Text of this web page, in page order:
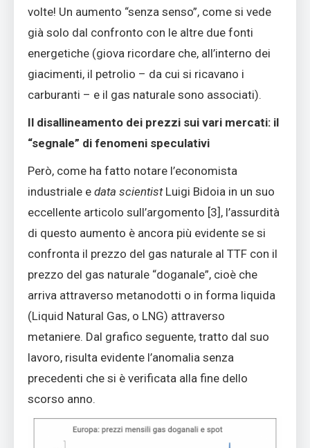
volte! Un aumento “senza senso”, come si vede
già solo dal confronto con le altre due fonti
energetiche (giova ricordare che, all’interno dei
giacimenti, il petrolio – da cui si ricavano i
carburanti – e il gas naturale sono associati).
Il disallineamento dei prezzi sui vari mercati: il
“segnale” di fenomeni speculativi
Però, come ha fatto notare l’economista
industriale e data scientistLuigi Bidoia in un suo
eccellente articolo sull’argomento [3], l’assurdità
di questo aumento è ancora più evidente se si
confronta il prezzo del gas naturale al TTF con il
prezzo del gas naturale “doganale”, cioè che
arriva attraverso metanodotti o in forma liquida
(Liquid Natural Gas, o LNG) attraverso
metaniere. Dal grafico seguente, tratto dal suo
lavoro, risulta evidente l’anomalia senza
precedenti che si è verificata alla fine dello
scorso anno.